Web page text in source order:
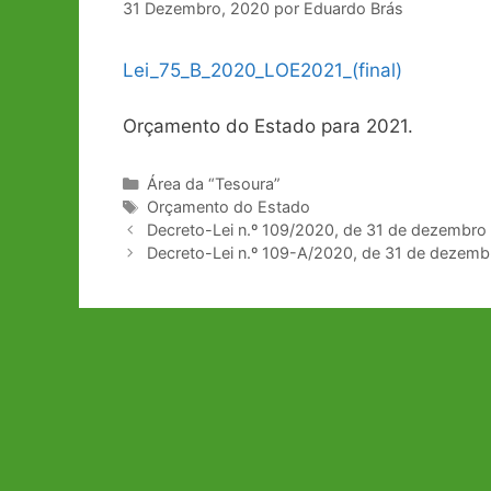
31 Dezembro, 2020 por Eduardo Brás
Lei_75_B_2020_LOE2021_(final)
Orçamento do Estado para 2021.
Categorias
Área da “Tesoura”
Etiquetas
Orçamento do Estado
Navegação
de
Decreto-Lei n.º 109/2020, de 31 de dezembro
Decreto-Lei n.º 109-A/2020, de 31 de